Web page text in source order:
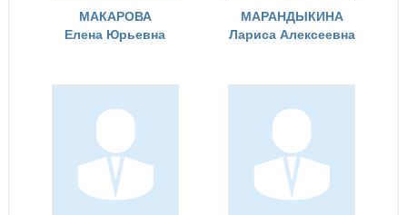
МАКАРОВА
Елена Юрьевна
МАРАНДЫКИНА
Лариса Алексеевна